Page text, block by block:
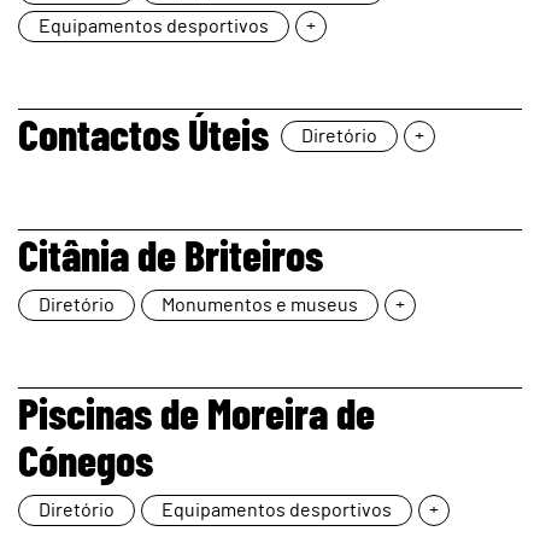
Equipamentos desportivos
+
page
Contactos Úteis Diretório +
page
Citânia de Briteiros
Diretório Monumentos e museus +
page
Piscinas de Moreira de
Cónegos
Diretório Equipamentos desportivos +